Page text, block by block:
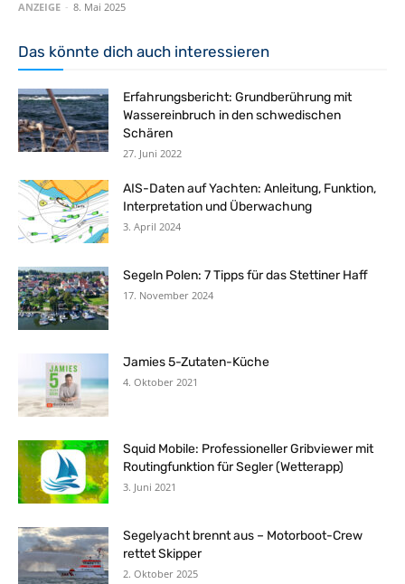
ANZEIGE - 8. Mai 2025
Das könnte dich auch interessieren
Erfahrungsbericht: Grundberührung mit
Wassereinbruch in den schwedischen
Schären
27. Juni 2022
AIS-Daten auf Yachten: Anleitung, Funktion,
Interpretation und Überwachung
3. April 2024
Segeln Polen: 7 Tipps für das Stettiner Haff
17. November 2024
Jamies 5-Zutaten-Küche
4. Oktober 2021
Squid Mobile: Professioneller Gribviewer mit
Routingfunktion für Segler (Wetterapp)
3. Juni 2021
Segelyacht brennt aus – Motorboot-Crew
rettet Skipper
2. Oktober 2025